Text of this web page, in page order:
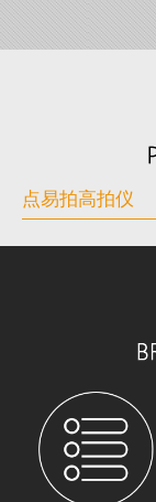
点易拍高拍仪